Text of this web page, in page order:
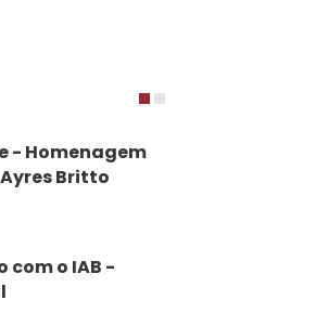
- Homenagem
Britto
com o IAB -